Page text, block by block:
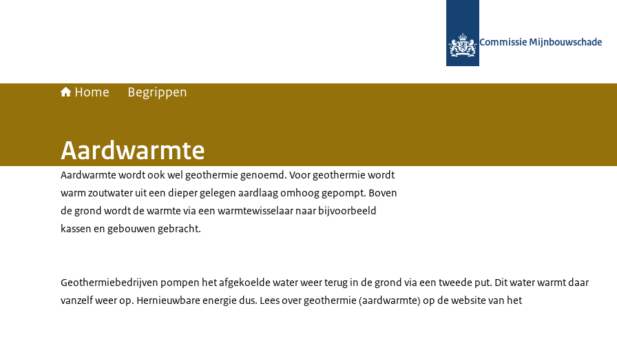
Commissie Mijnbouwschade
Home Begrippen
Aardwarmte
Aardwarmte wordt ook wel geothermie genoemd. Voor geothermie wordt
warm zoutwater uit een dieper gelegen aardlaag omhoog gepompt. Boven
de grond wordt de warmte via een warmtewisselaar naar bijvoorbeeld
kassen en gebouwen gebracht.
Geothermiebedrijven pompen het afgekoelde water weer terug in de grond via een tweede put. Dit water warmt daar
vanzelf weer op. Hernieuwbare energie dus. Lees over geothermie (aardwarmte) op de website van het